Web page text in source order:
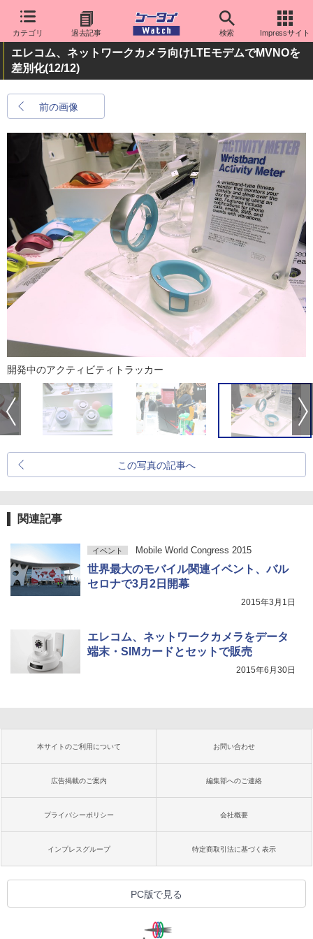
カテゴリ 過去記事 検索 Impressサイト
エレコム、ネットワークカメラ向けLTEモデムでMVNOを
差別化(12/12)
前の画像
開発中のアクティビティトラッカー
この写真の記事へ
関連記事
イベント Mobile World Congress 2015
世界最大のモバイル関連イベント、バル
セロナで3月2日開幕
2015年3月1日
エレコム、ネットワークカメラをデータ
端末・SIMカードとセットで販売
2015年6月30日
本サイトのご利用について お問い合わせ
広告掲載のご案内 編集部へのご連絡
プライバシーポリシー 会社概要
インプレスグループ 特定商取引法に基づく表示
PC版で見る